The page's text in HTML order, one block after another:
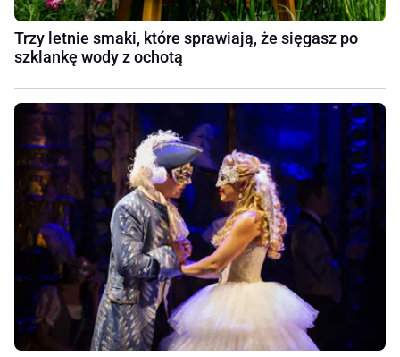
Trzy letnie smaki, które sprawiają, że sięgasz po
szklankę wody z ochotą